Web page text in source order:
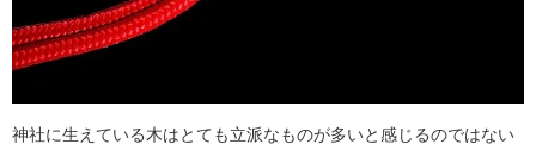
神社に生えている木はとても立派なものが多いと感じるのではない